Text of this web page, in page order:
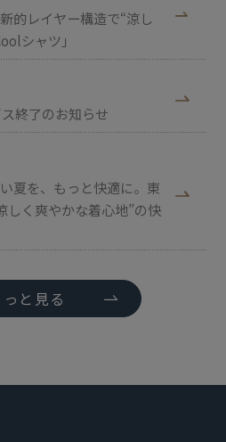
的レイヤー構造で“涼し
シャツ」
終了のお知らせ
夏を、もっと快適に。東
しく爽やかな着心地”の快
っと見る